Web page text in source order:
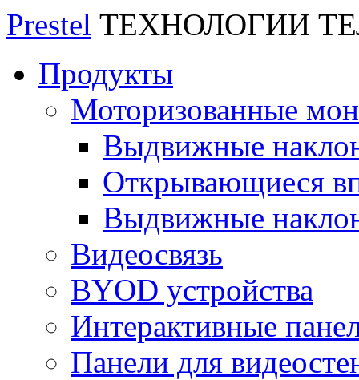
Prestel ТЕХНОЛОГИИ
Продукты
Моторизованные
Выдвижные
Открывающиеся
Выдвижные
Видеосвязь
BYOD устройства
Интерактивные
Панели для